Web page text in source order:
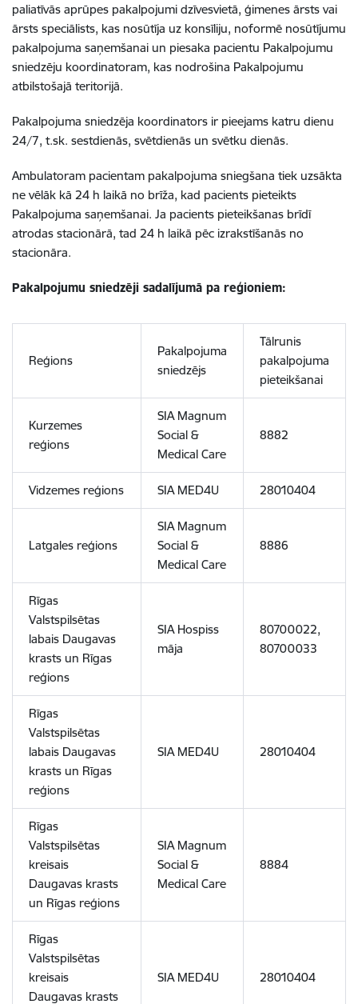
paliatīvās aprūpes pakalpojumi dzīvesvietā, ģimenes ārsts vai
ārsts speciālists, kas nosūtīja uz konsīliju, noformē nosūtījumu
pakalpojuma saņemšanai un piesaka pacientu Pakalpojumu
sniedzēju koordinatoram, kas nodrošina Pakalpojumu
atbilstošajā teritorijā.
Pakalpojuma sniedzēja koordinators ir pieejams katru dienu
24/7, t.sk. sestdienās, svētdienās un svētku dienās.
Ambulatoram pacientam pakalpojuma sniegšana tiek uzsākta
ne vēlāk kā 24 h laikā no brīža, kad pacients pieteikts
Pakalpojuma saņemšanai. Ja pacients pieteikšanas brīdī
atrodas stacionārā, tad 24 h laikā pēc izrakstīšanās no
stacionāra.
Pakalpojumu sniedzēji sadalījumā pa reģioniem:
Reģions
Pakalpojuma
sniedzējs
Tālrunis
pakalpojuma
pieteikšanai
Kurzemes
reģions
SIA Magnum
Social &
Medical Care
8882
Vidzemes reģions SIA MED4U 28010404
Latgales reģions
SIA Magnum
Social &
Medical Care
8886
Rīgas
Valstspilsētas
labais Daugavas
krasts un Rīgas
reģions
SIA Hospiss
māja
80700022,
80700033
Rīgas
Valstspilsētas
labais Daugavas
krasts un Rīgas
reģions
SIA MED4U 28010404
Rīgas
Valstspilsētas
kreisais
Daugavas krasts
un Rīgas reģions
SIA Magnum
Social &
Medical Care
8884
Rīgas
Valstspilsētas
kreisais
Daugavas krasts
SIA MED4U 28010404